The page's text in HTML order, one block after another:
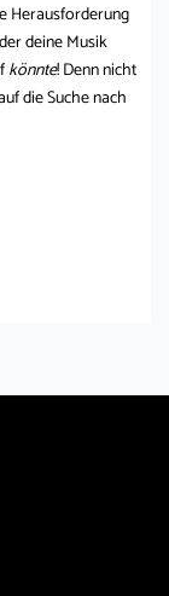
Herausforderung
deine Musik
könnte! Denn nicht
die Suche nach